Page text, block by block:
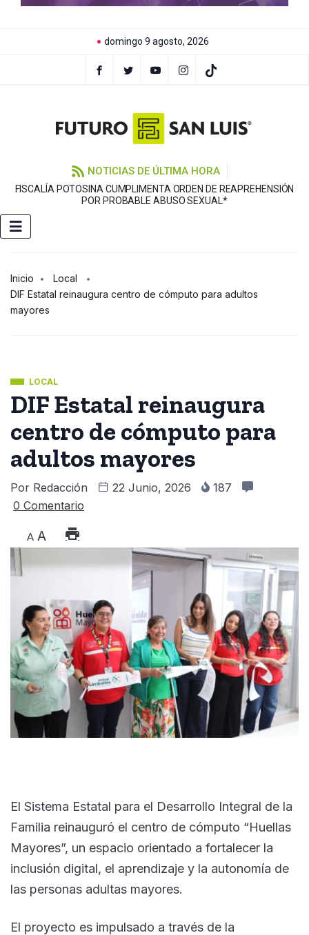
domingo 9 agosto, 2026
NOTICIAS DE ÚLTIMA HORA
FISCALÍA POTOSINA CUMPLIMENTA ORDEN DE REAPREHENSIÓN
POR PROBABLE ABUSO SEXUAL*
Inicio
Local
DIF Estatal reinaugura centro de cómputo para adultos
mayores
LOCAL
DIF Estatal reinaugura
centro de cómputo para
adultos mayores
Por Redacción 22 Junio, 2026
187
0 Comentario
A A
El Sistema Estatal para el Desarrollo Integral de la
Familia reinauguró el centro de cómputo “Huellas
Mayores”, un espacio orientado a fortalecer la
inclusión digital, el aprendizaje y la autonomía de
las personas adultas mayores.
El proyecto es impulsado a través de la